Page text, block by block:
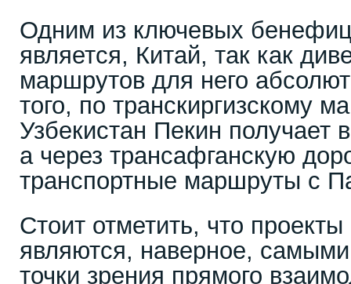
Одним из ключевых
является, Китай, так как
маршрутов для него
того, по транскиргизскому
Узбекистан Пекин получает
а через трансафганскую
транспортные маршруты с
Стоит отметить, что
являются, наверное,
точки зрения прямого